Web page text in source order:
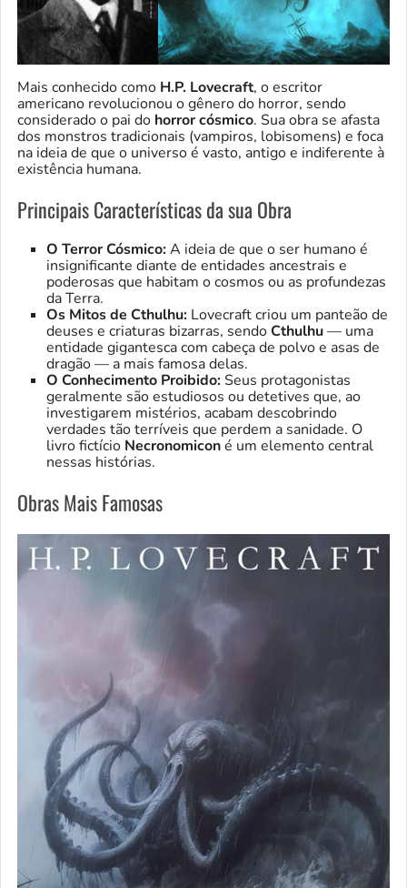
Mais conhecido como H.P. Lovecraft, o escritor
americano revolucionou o gênero do horror, sendo
considerado o pai do horror cósmico. Sua obra se afasta
dos monstros tradicionais (vampiros, lobisomens) e foca
na ideia de que o universo é vasto, antigo e indiferente à
existência humana.
Principais Características da sua Obra
O Terror Cósmico:A ideia de que o ser humano é
insignificante diante de entidades ancestrais e
poderosas que habitam o cosmos ou as profundezas
da Terra.
Os Mitos de Cthulhu: Lovecraft criou um panteão de
deuses e criaturas bizarras, sendoCthulhu— uma
entidade gigantesca com cabeça de polvo e asas de
dragão — a mais famosa delas.
O Conhecimento Proibido:Seus protagonistas
geralmente são estudiosos ou detetives que, ao
investigarem mistérios, acabam descobrindo
verdades tão terríveis que perdem a sanidade. O
livro fictício Necronomiconé um elemento central
nessas histórias.
Obras Mais Famosas